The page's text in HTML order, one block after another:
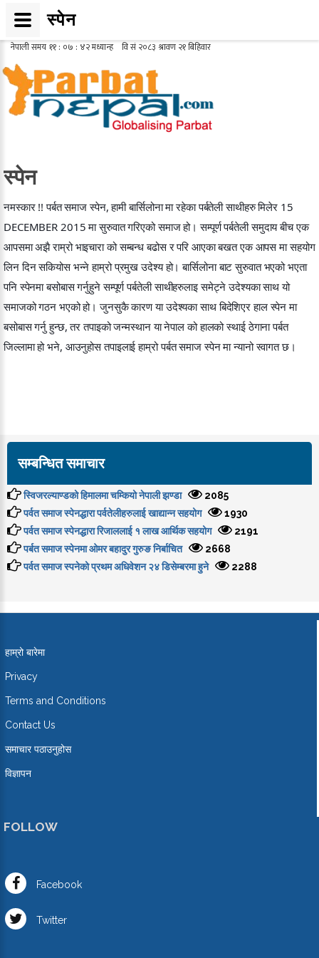
स्पेन
नमस्कार !! पर्बत समाज स्पेन, हामी बार्सिलोना मा रहेका पर्बतेली साथीहरु मिलेर 15
DECEMBER 2015 मा सुरुवात गरिएको समाज हो। सम्पूर्ण पर्बतेली समुदाय बीच एक
आपसमा अझै राम्रो भाइचारा को सम्बन्ध बढोस र परि आएका बखत एक आपस मा सहयोग
लिन दिन सकियोस भन्ने हाम्रो प्रमुख उदेश्य हो। बार्सिलोना बाट सुरुवात भएको भएता
पनि स्पेनमा बसोबास गर्नुहुने सम्पूर्ण पर्बतेली साथीहरुलाइ समेट्ने उदेश्यका साथ यो
समाजको गठन भएको हो। जुनसुकै कारण या उदेश्यका साथ बिदेशिएर हाल स्पेन मा
बसोबास गर्नु हुन्छ, तर तपाइको जन्मस्थान या नेपाल को हालको स्थाई ठेगाना पर्बत
जिल्लामा हो भने, आउनुहोस तपाइलाई हाम्रो पर्बत समाज स्पेन मा न्यानो स्वागत छ।
सम्बन्धित समाचार
स्विजरल्याण्डको हिमालमा चम्कियो नेपाली झण्डा
2085
पर्वत समाज स्पेनद्धारा पर्वतेलीहरुलाई खाद्यान्न सहयोग
1930
पर्वत समाज स्पेनद्धारा रिजाललाई १ लाख आर्थिक सहयोग
2191
पर्बत समाज स्पेनमा ओमर बहादुर गुरुङ निर्बाचित
2668
पर्वत समाज स्पनेको प्रथम अधिवेशन २४ डिसेम्बरमा हुने
2288
हाम्रो बारेमा
Privacy
Terms and Conditions
Contact Us
समाचार पठाउनुहोस
विज्ञापन
FOLLOW
Facebook
Twitter
स्पेन